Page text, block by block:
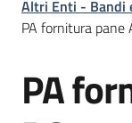
L'Agenzia
Bandi
Altri Enti - Bandi
PA fornitura pane
Salta al contenuto
PA